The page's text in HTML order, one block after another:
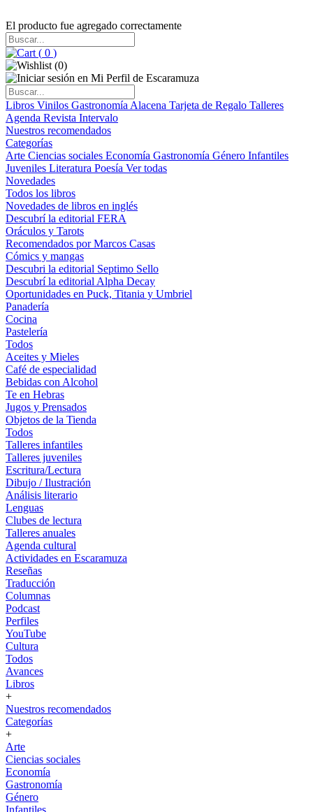
El producto fue agregado correctamente
( 0 )
(0)
Libros Vinilos Gastronomía Alacena Tarjeta de Regalo Talleres
Agenda Revista Intervalo
Nuestros recomendados
Categorías
Arte Ciencias sociales Economía Gastronomía Género Infantiles
Juveniles Literatura Poesía Ver todas
Novedades
Todos los libros
Novedades de libros en inglés
Descubrí la editorial FERA
Oráculos y Tarots
Recomendados por Marcos Casas
Cómics y mangas
Descubri la editorial Septimo Sello
Descubrí la editorial Alpha Decay
Oportunidades en Puck, Titania y Umbriel
Panadería
Cocina
Pastelería
Todos
Aceites y Mieles
Café de especialidad
Bebidas con Alcohol
Te en Hebras
Jugos y Prensados
Objetos de la Tienda
Todos
Talleres infantiles
Talleres juveniles
Escritura/Lectura
Dibujo / Ilustración
Análisis literario
Lenguas
Clubes de lectura
Talleres anuales
Agenda cultural
Actividades en Escaramuza
Reseñas
Traducción
Columnas
Podcast
Perfiles
YouTube
Cultura
Todos
Avances
Libros
+
Nuestros recomendados
Categorías
+
Arte
Ciencias sociales
Economía
Gastronomía
Género
Infantiles